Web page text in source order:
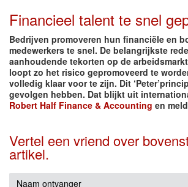
Financieel talent te snel
Bedrijven promoveren hun financiële en
medewerkers te snel. De belangrijkste
aanhoudende tekorten op de
loopt zo het risico gepromoveerd te
volledig klaar voor te zijn. Dit
gevolgen hebben. Dat blijkt uit
Robert Half Finance & Accounting en
Vertel een vriend over
artikel.